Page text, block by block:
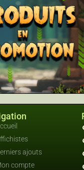
ajouts
compte